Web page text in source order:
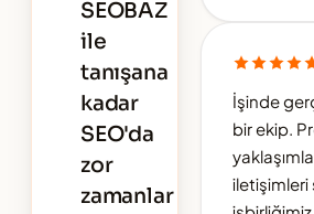
SEOBAZ
ile
tanışana
kadar
SEO'da
zor
zamanlar
İşinde
bir ekip.
iletişimleri